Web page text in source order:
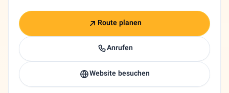
Route planen
Anrufen
Website besuchen